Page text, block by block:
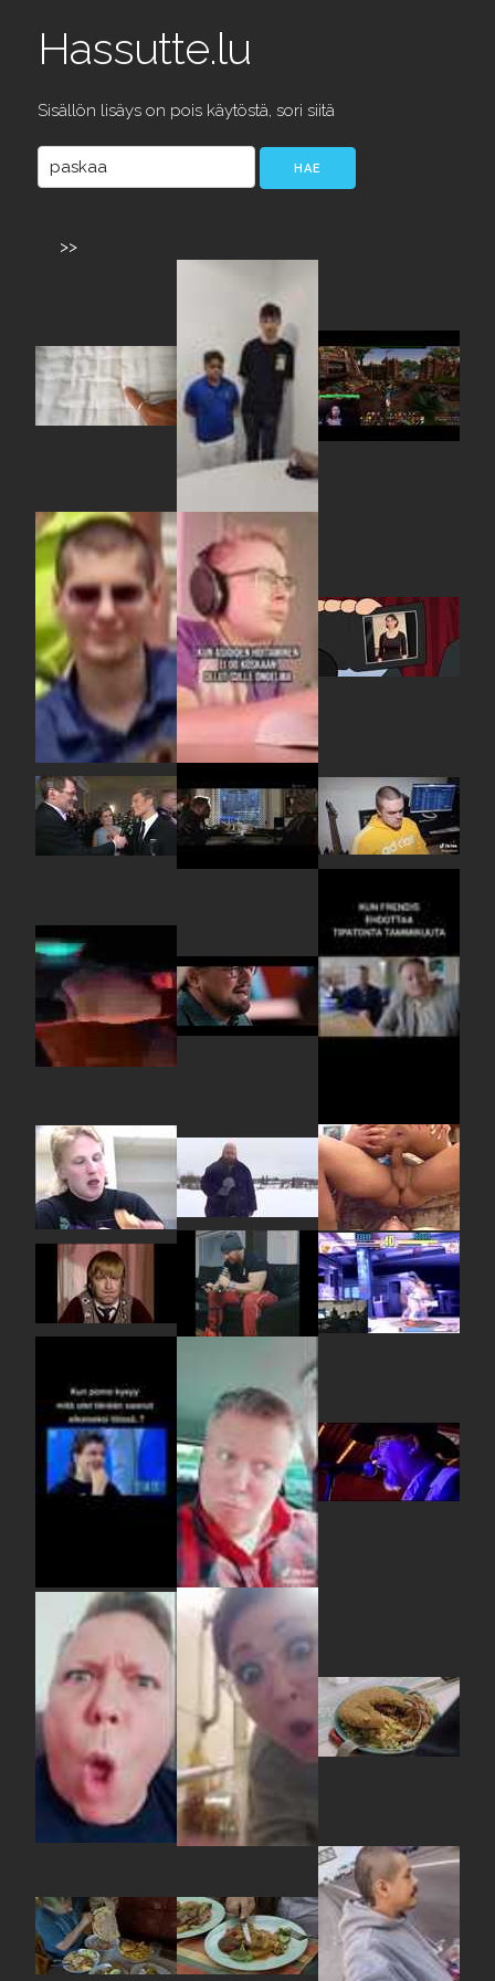
Hassutte.lu
Sisällön lisäys on pois käytöstä, sori siitä
>>